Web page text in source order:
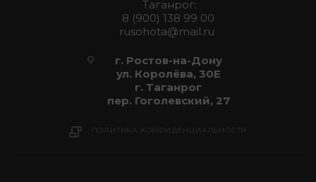
Таганрог:
8 (900) 138 99 00
rusohota@mail.ru
г. Ростов-на-Дону
ул. Королёва, 30Е
г. Таганрог
пер. Гоголевский, 27
ПОЛИТИКА КОНФИДЕНЦИАЛЬНОСТИ